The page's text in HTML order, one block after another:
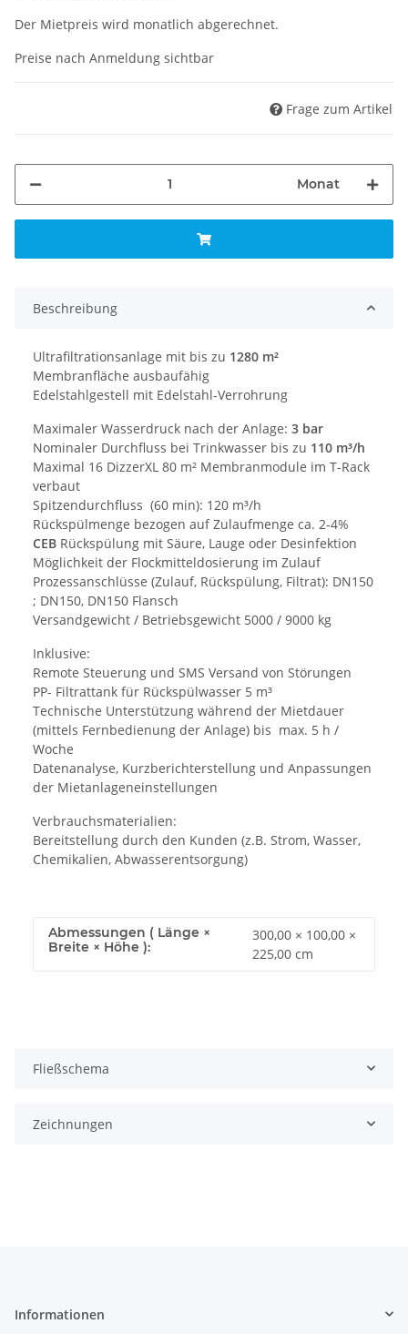
Der Mietpreis wird monatlich abgerechnet.
Preise nach Anmeldung sichtbar
Frage zum Artikel
Monat
Beschreibung
Ultrafiltrationsanlage mit bis zu 1280 m²
Membranfläche ausbaufähig
Edelstahlgestell mit Edelstahl-Verrohrung
Maximaler Wasserdruck nach der Anlage: 3 bar
Nominaler Durchfluss bei Trinkwasser bis zu 110 m³/h
Maximal 16 DizzerXL 80 m² Membranmodule im T-Rack
verbaut
Spitzendurchfluss (60 min): 120 m³/h
Rückspülmenge bezogen auf Zulaufmenge ca. 2-4%
CEB Rückspülung mit Säure, Lauge oder Desinfektion
Möglichkeit der Flockmitteldosierung im Zulauf
Prozessanschlüsse (Zulauf, Rückspülung, Filtrat): DN150
; DN150, DN150 Flansch
Versandgewicht / Betriebsgewicht 5000 / 9000 kg
Inklusive:
Remote Steuerung und SMS Versand von Störungen
PP- Filtrattank für Rückspülwasser 5 m³
Technische Unterstützung während der Mietdauer
(mittels Fernbedienung der Anlage) bis max. 5 h /
Woche
Datenanalyse, Kurzberichterstellung und Anpassungen
der Mietanlageneinstellungen
Verbrauchsmaterialien:
Bereitstellung durch den Kunden (z.B. Strom, Wasser,
Chemikalien, Abwasserentsorgung)
Abmessungen ( Länge ×
Breite × Höhe ):
300,00 × 100,00 ×
225,00 cm
Fließschema
Zeichnungen
Informationen